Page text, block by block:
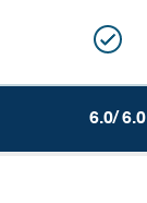
6.0/ 6.0